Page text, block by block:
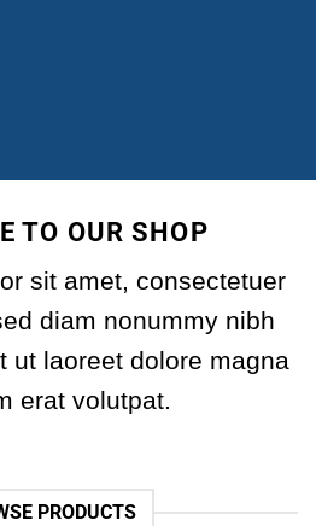
TO OUR SHOP
sit amet, consectetuer
diam nonummy nibh
ut laoreet dolore magna
erat volutpat.
PRODUCTS